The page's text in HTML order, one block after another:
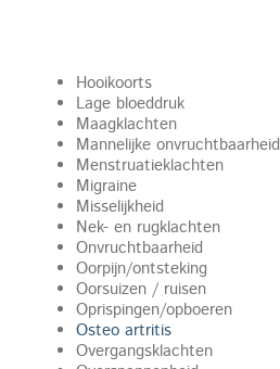
Hooikoorts
Lage bloeddruk
Maagklachten
Mannelijke onvruchtbaarheid
Menstruatieklachten
Migraine
Misselijkheid
Nek- en rugklachten
Onvruchtbaarheid
Oorpijn/ontsteking
Oorsuizen / ruisen
Oprispingen/opboeren
Osteo artritis
Overgangsklachten